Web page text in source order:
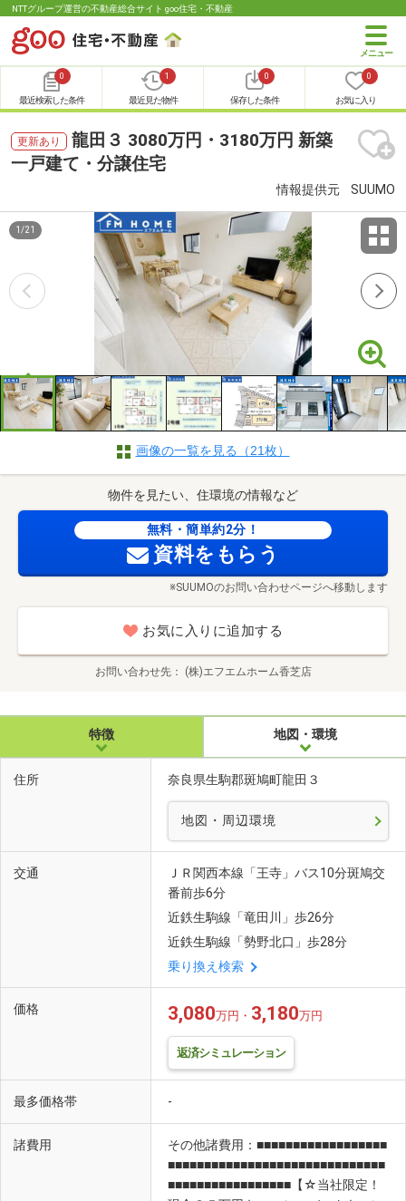
NTTグループ運営の不動産総合サイト goo住宅・不動産
0
最近検索した条件
1
最近見た物件
0
保存した条件
0
お気に入り
更新あり
龍田３ 3080万円・3180万円 新築
一戸建て・分譲住宅
情報提供元 SUUMO
1 /21
画像の一覧を見る（21枚）
物件を見たい、住環境の情報など
無料・簡単約2分！
資料をもらう
※SUUMOのお問い合わせページへ移動します
お気に入りに追加する
お問い合わせ先 (株)エフエムホーム香芝店
特徴 地図・環境
住所 奈良県生駒郡斑鳩町龍田３
地図・周辺環境
交通
ＪＲ関西本線「王寺」バス10分斑鳩交
番前歩6分
近鉄生駒線「竜田川」歩26分
近鉄生駒線「勢野北口」歩28分
乗り換え検索
価格 3,080万円・ 3,180万円
返済シミュレーション
最多価格帯 -
諸費用
その他諸費用：■■■■■■■■■■■■■■■■■■
■■■■■■■■■■■■■■■■■■■■■■■■■■■■■■
■■■■■■■■■■■■■■■■■【☆当社限定！